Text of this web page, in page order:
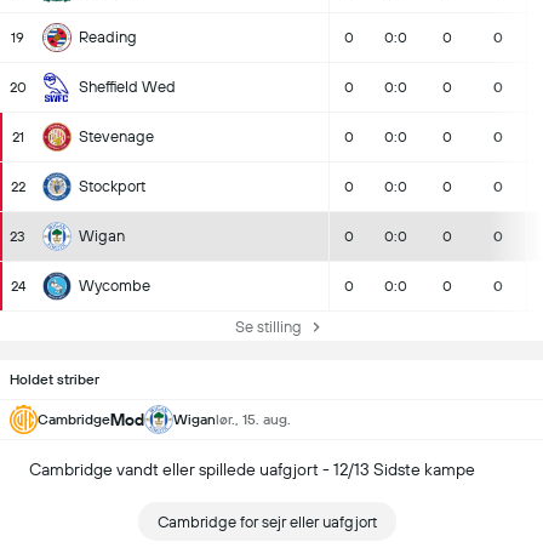
19 Reading 0 0:0 0 0
20 Sheffield Wed 0 0:0 0 0
21 Stevenage 0 0:0 0 0
22 Stockport 0 0:0 0 0
23 Wigan 0 0:0 0 0
24 Wycombe 0 0:0 0 0
Se stilling
Holdet striber
CambridgeMod Wiganlør., 15. aug.
Cambridge vandt eller spillede uafgjort - 12/13 Sidste kampe
Cambridge for sejr eller uafgjort